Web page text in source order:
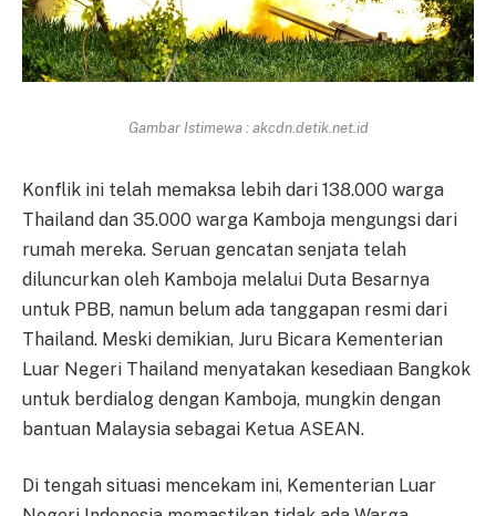
Gambar Istimewa : akcdn.detik.net.id
Konflik ini telah memaksa lebih dari 138.000 warga
Thailand dan 35.000 warga Kamboja mengungsi dari
rumah mereka. Seruan gencatan senjata telah
diluncurkan oleh Kamboja melalui Duta Besarnya
untuk PBB, namun belum ada tanggapan resmi dari
Thailand. Meski demikian, Juru Bicara Kementerian
Luar Negeri Thailand menyatakan kesediaan Bangkok
untuk berdialog dengan Kamboja, mungkin dengan
bantuan Malaysia sebagai Ketua ASEAN.
Di tengah situasi mencekam ini, Kementerian Luar